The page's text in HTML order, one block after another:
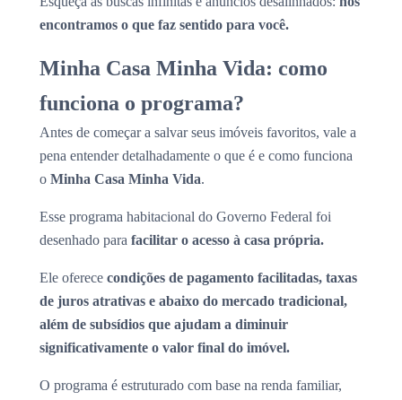
encontramos o que faz sentido para você.
Minha Casa Minha Vida: como
funciona o programa?
Antes de começar a salvar seus imóveis favoritos, vale a
pena entender detalhadamente o que é e como funciona
o Minha Casa Minha Vida.
Esse programa habitacional do Governo Federal foi
desenhado para facilitar o acesso à casa própria.
Ele oferece condições de pagamento facilitadas, taxas
de juros atrativas e abaixo do mercado tradicional,
além de subsídios que ajudam a diminuir
significativamente o valor final do imóvel.
O programa é estruturado com base na renda familiar,